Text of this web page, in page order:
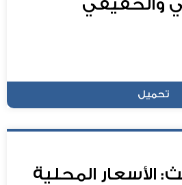
والحقيقي
تحميل
الأسعار المحلية